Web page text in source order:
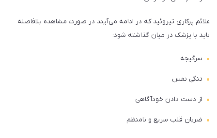
علائم پرکاری تیروئید که در ادامه می‌آیند در صورت مشاهده بلافاصله
باید با پزشک در میان گذاشته شود:
سرگیجه
تنگی نفس
از دست دادن خودآگاهی
ضربان قلب سریع و نامنظم